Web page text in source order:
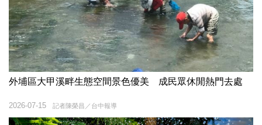
外埔區大甲溪畔生態空間景色優美 成民眾休閒熱門去處
記者陳榮昌／台中報導
2026-07-15